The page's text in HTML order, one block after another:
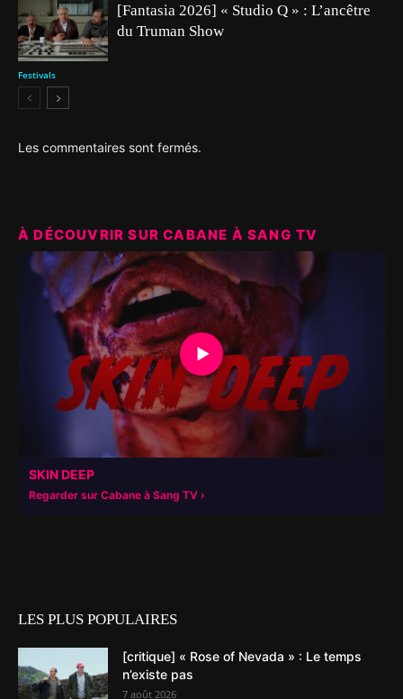
Festivals
[Fantasia 2026] « Studio Q » : L’ancêtre
du Truman Show
Les commentaires sont fermés.
À DÉCOUVRIR SUR CABANE À SANG TV
▶
SKIN DEEP
Regarder sur Cabane à Sang TV
LES PLUS POPULAIRES
[critique] « Rose of Nevada » : Le temps
n’existe pas
7 août 2026